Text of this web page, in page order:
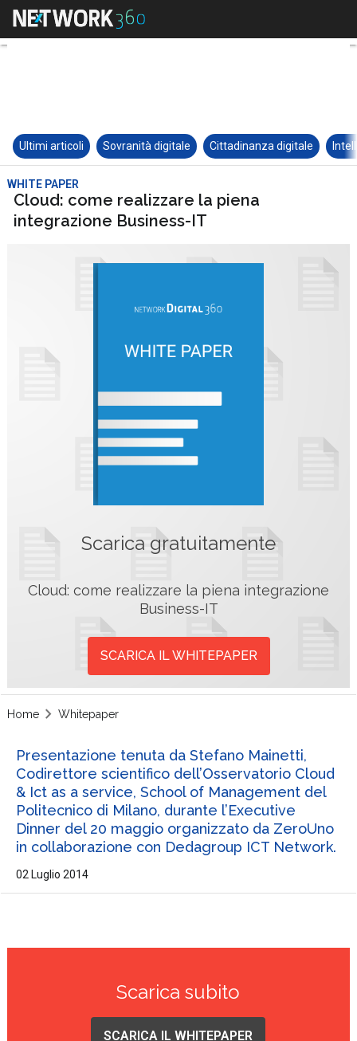
Ultimi articoli Sovranità digitale Cittadinanza digitale
WHITE PAPER
Cloud: come realizzare la piena
integrazione Business-IT
Scarica gratuitamente
Cloud: come realizzare la piena integrazione
Business-IT
SCARICA IL WHITEPAPER
Home Whitepaper
Presentazione tenuta da Stefano Mainetti,
Codirettore scientifico dell’Osservatorio Cloud
& Ict as a service, School of Management del
Politecnico di Milano, durante l’Executive
Dinner del 20 maggio organizzato da ZeroUno
in collaborazione con Dedagroup ICT Network.
02 Luglio 2014
Scarica subito
SCARICA IL WHITEPAPER